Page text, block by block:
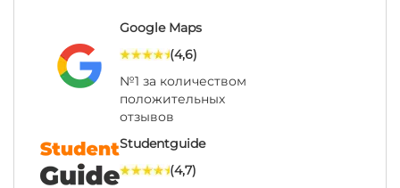
Google Maps
(4,6)
№1 за количеством
положительных
отзывов
Studentguide
(4,7)